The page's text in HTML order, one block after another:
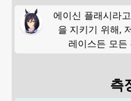
에이신 플래시라
을 지키기 위해,
레이스든 모
측